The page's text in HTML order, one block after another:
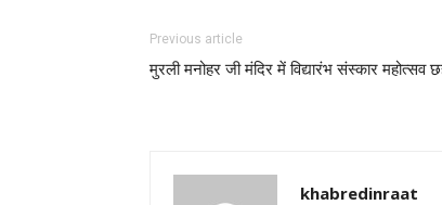
Previous article
मुरली मनोहर जी मंदिर में विद्यारंभ संस्कार महोत्सव
khabredinraat